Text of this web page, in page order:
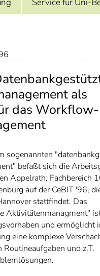
7]
Informationen zur
als
das
sogenannten
befaßt sich die
Appelrath, Fachbereich
auf der CeBIT '96,
stattfindet. Das
Aktivitätenmanagment"
und ermöglicht
eine komplexe
und z.T.